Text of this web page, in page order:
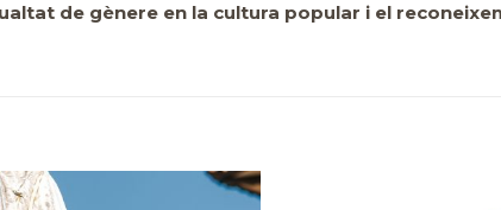
de gènere en la cultura popular i el